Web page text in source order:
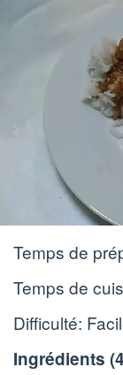
Temps de
Temps de
Difficulté:
Ingrédients (